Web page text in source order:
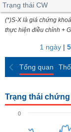
Tài
liệu
cổ
Top
cổ
phiếu
ngành
giao
dịch
giao
dịch
Bộ
lọc
cổ
So
sánh
Báo
cáo
Dịch
vụ
Trạng thái CW
(*)S-X là giá chứng
thực hiện điều chỉnh +
1 ngày|
Tổng quan
Trạng thái
0
HÀNG
KINH
GIỚI